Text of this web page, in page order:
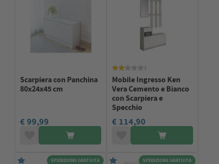
Scarpiera con Panchina
80x24x45 cm
€ 99,99
Mobile Ingresso Ken
Vera Cemento e Bianco
con Scarpiera e
Specchio
€ 114,90
SPEDIZIONE GRATUITA SPEDIZIONE GRATUITA